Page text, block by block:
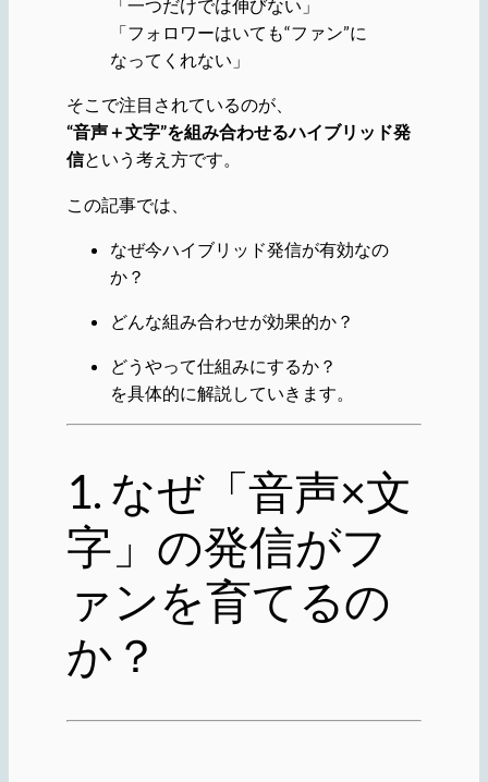
「一つだけでは伸びない」
「フォロワーはいても“ファン”に
なってくれない」
そこで注目されているのが、
“音声＋文字”を組み合わせるハイブリッド発
信という考え方です。
この記事では、
なぜ今ハイブリッド発信が有効なの
か？
どんな組み合わせが効果的か？
どうやって仕組みにするか？
を具体的に解説していきます。
1. なぜ「音声×文
字」の発信がフ
ァンを育てるの
か？